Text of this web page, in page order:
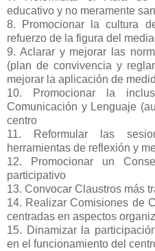
educativo y no meramente
8. Promocionar la cultura
refuerzo de la figura del
9. Aclarar y mejorar las
(plan de convivencia y
mejorar la aplicación de
10. Promocionar la
Comunicación y Lenguaje
centro
11. Reformular las
herramientas de reflexión y
12. Promocionar un
participativo
13. Convocar Claustros más
14. Realizar Comisiones de
centradas en aspectos
15. Dinamizar la
en el funcionamiento del